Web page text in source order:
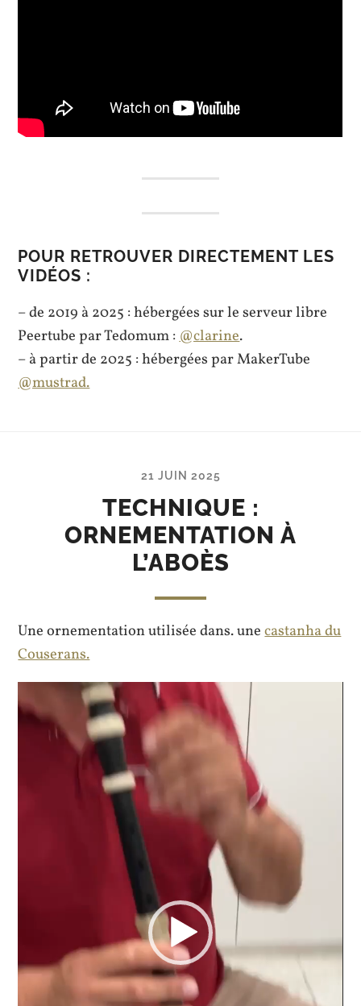
POUR RETROUVER DIRECTEMENT LES
VIDÉOS :
– de 2019 à 2025 : hébergées sur le serveur libre
Peertube par Tedomum :@clarine.
– à partir de 2025 : hébergées par MakerTube
@mustrad.
21 JUIN 2025
TECHNIQUE :
ORNEMENTATION À
L’ABOÈS
Une ornementation utilisée dans. unecastanha du
Couserans.
Lecteur
vidéo